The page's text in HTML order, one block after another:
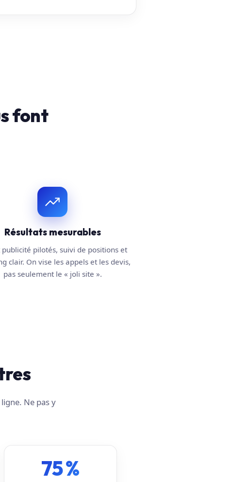
font
Résultats mesurables
publicité pilotés, suivi de positions et
clair. On vise les appels et les devis,
pas seulement le « joli site ».
Ne pas y
75 %